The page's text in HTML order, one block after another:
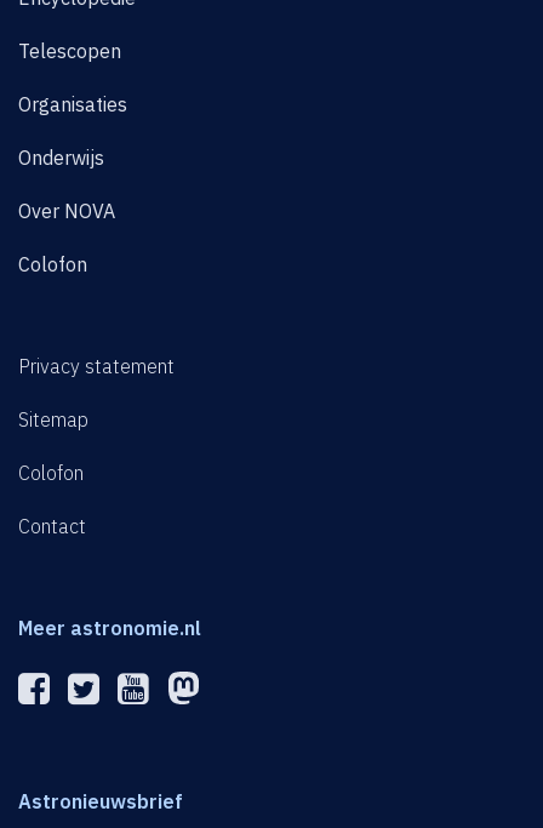
Telescopen
Organisaties
Onderwijs
Over NOVA
Colofon
Privacy statement
Sitemap
Colofon
Contact
Meer astronomie.nl
Astronieuwsbrief